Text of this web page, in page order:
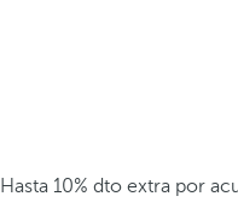
Hasta 10% dto extra por